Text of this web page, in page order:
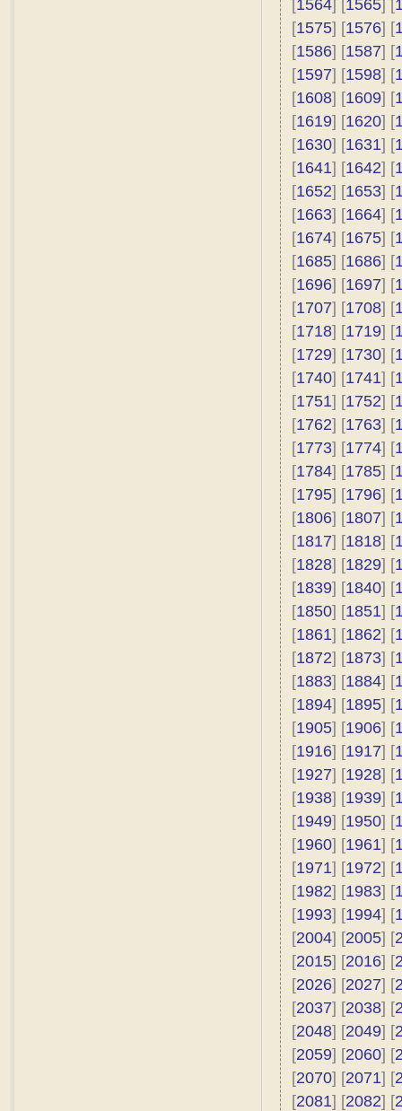
[1564] [1565] [
[1575] [1576] [
[1586] [1587] [
[1597] [1598] [
[1608] [1609] [
[1619] [1620] [
[1630] [1631] [
[1641] [1642] [
[1652] [1653] [
[1663] [1664] [
[1674] [1675] [
[1685] [1686] [
[1696] [1697] [
[1707] [1708] [
[1718] [1719] [
[1729] [1730] [
[1740] [1741] [
[1751] [1752] [
[1762] [1763] [
[1773] [1774] [
[1784] [1785] [
[1795] [1796] [
[1806] [1807] [
[1817] [1818] [
[1828] [1829] [
[1839] [1840] [
[1850] [1851] [
[1861] [1862] [
[1872] [1873] [
[1883] [1884] [
[1894] [1895] [
[1905] [1906] [
[1916] [1917] [
[1927] [1928] [
[1938] [1939] [
[1949] [1950] [
[1960] [1961] [
[1971] [1972] [
[1982] [1983] [
[1993] [1994] [
[2004] [2005] [
[2015] [2016] [
[2026] [2027] [
[2037] [2038] [
[2048] [2049] [
[2059] [2060] [
[2070] [2071] [
[2081] [2082] [